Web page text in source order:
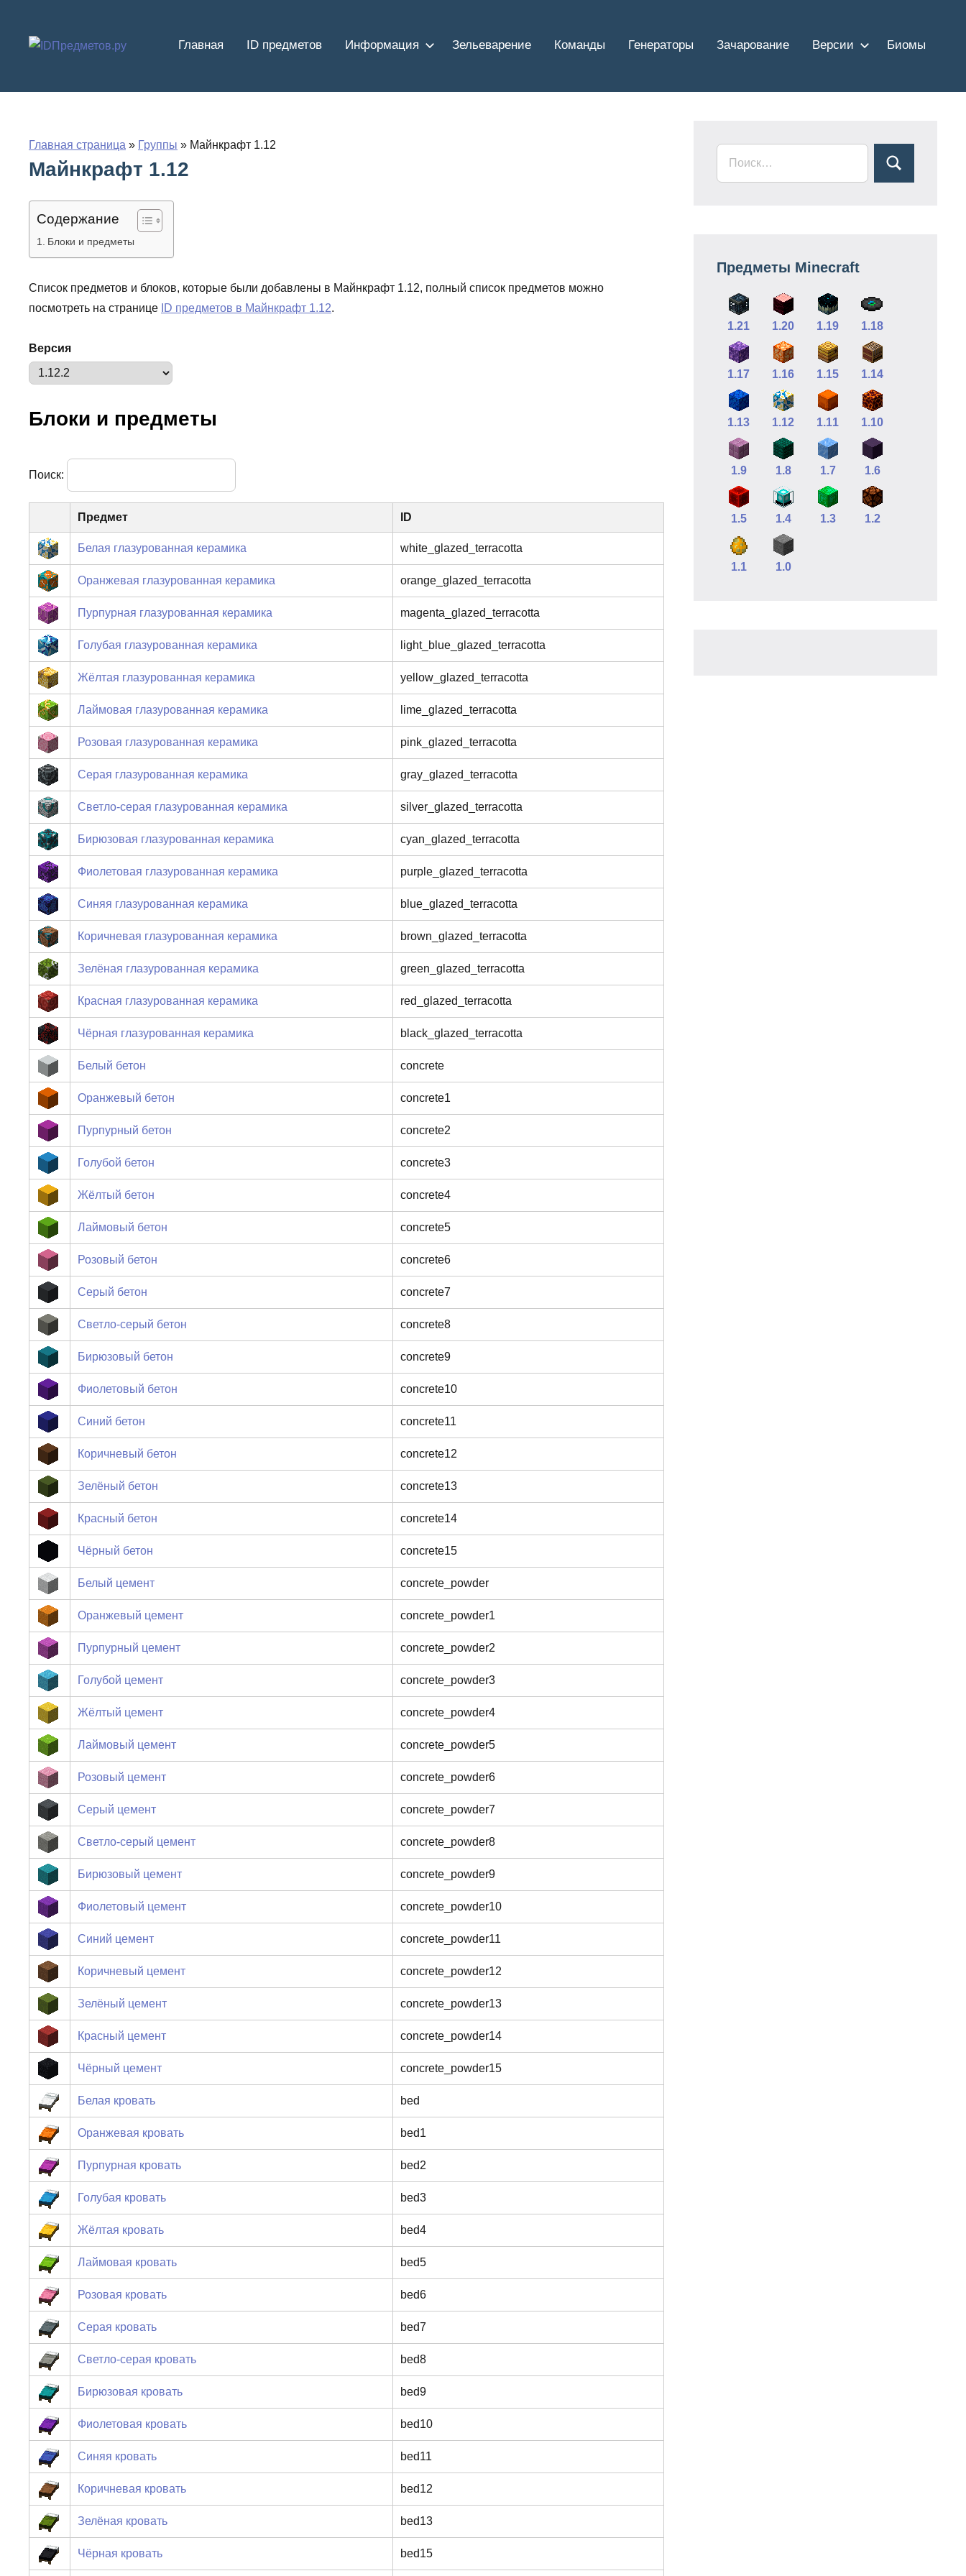
содержимому
Главная ID предметов Информация Зельеварение Команды Генераторы Зачарование Версии Биомы
Главная страница » Группы » Майнкрафт 1.12
Майнкрафт 1.12
Содержание
Блоки и предметы
Список предметов и блоков, которые были добавлены в Майнкрафт 1.12, полный список предметов можно
посмотреть на странице ID предметов в Майнкрафт 1.12.
Версия
Блоки и предметы
Поиск:
Предмет ID
Белая глазурованная керамика white_glazed_terracotta
Оранжевая глазурованная керамика orange_glazed_terracotta
Пурпурная глазурованная керамика magenta_glazed_terracotta
Голубая глазурованная керамика light_blue_glazed_terracotta
Жёлтая глазурованная керамика yellow_glazed_terracotta
Лаймовая глазурованная керамика lime_glazed_terracotta
Розовая глазурованная керамика pink_glazed_terracotta
Серая глазурованная керамика gray_glazed_terracotta
Светло-серая глазурованная керамика silver_glazed_terracotta
Бирюзовая глазурованная керамика cyan_glazed_terracotta
Фиолетовая глазурованная керамика purple_glazed_terracotta
Синяя глазурованная керамика blue_glazed_terracotta
Коричневая глазурованная керамика brown_glazed_terracotta
Зелёная глазурованная керамика green_glazed_terracotta
Красная глазурованная керамика red_glazed_terracotta
Чёрная глазурованная керамика black_glazed_terracotta
Белый бетон concrete
Оранжевый бетон concrete1
Пурпурный бетон concrete2
Голубой бетон concrete3
Жёлтый бетон concrete4
Лаймовый бетон concrete5
Розовый бетон concrete6
Серый бетон concrete7
Светло-серый бетон concrete8
Бирюзовый бетон concrete9
Фиолетовый бетон concrete10
Синий бетон concrete11
Коричневый бетон concrete12
Зелёный бетон concrete13
Красный бетон concrete14
Чёрный бетон concrete15
Белый цемент concrete_powder
Оранжевый цемент concrete_powder1
Пурпурный цемент concrete_powder2
Голубой цемент concrete_powder3
Жёлтый цемент concrete_powder4
Лаймовый цемент concrete_powder5
Розовый цемент concrete_powder6
Серый цемент concrete_powder7
Светло-серый цемент concrete_powder8
Бирюзовый цемент concrete_powder9
Фиолетовый цемент concrete_powder10
Синий цемент concrete_powder11
Коричневый цемент concrete_powder12
Зелёный цемент concrete_powder13
Красный цемент concrete_powder14
Чёрный цемент concrete_powder15
Белая кровать bed
Оранжевая кровать bed1
Пурпурная кровать bed2
Голубая кровать bed3
Жёлтая кровать bed4
Лаймовая кровать bed5
Розовая кровать bed6
Серая кровать bed7
Светло-серая кровать bed8
Бирюзовая кровать bed9
Фиолетовая кровать bed10
Синяя кровать bed11
Коричневая кровать bed12
Зелёная кровать bed13
Чёрная кровать bed15
Предметы Minecraft
1.21 1.20 1.19 1.18
1.17 1.16 1.15 1.14
1.13 1.12 1.11 1.10
1.9 1.8 1.7 1.6
1.5 1.4 1.3 1.2
1.1 1.0